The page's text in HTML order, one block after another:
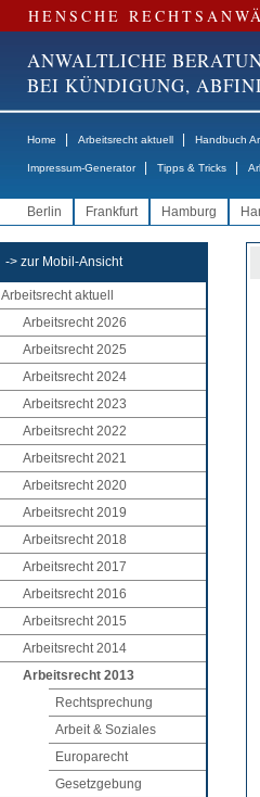
HENSCHE
ANWALTLICHE
BEI KÜNDIGUNG,
Home Arbeitsrecht aktuell Handbuch
Impressum-Generator Tipps & Tricks
Berlin Frankfurt Hamburg
-> zur Mobil-Ansicht
Arbeitsrecht aktuell
Arbeitsrecht 2026
Arbeitsrecht 2025
Arbeitsrecht 2024
Arbeitsrecht 2023
Arbeitsrecht 2022
Arbeitsrecht 2021
Arbeitsrecht 2020
Arbeitsrecht 2019
Arbeitsrecht 2018
Arbeitsrecht 2017
Arbeitsrecht 2016
Arbeitsrecht 2015
Arbeitsrecht 2014
Arbeitsrecht 2013
Rechtsprechung
Arbeit & Soziales
Europarecht
Gesetzgebung